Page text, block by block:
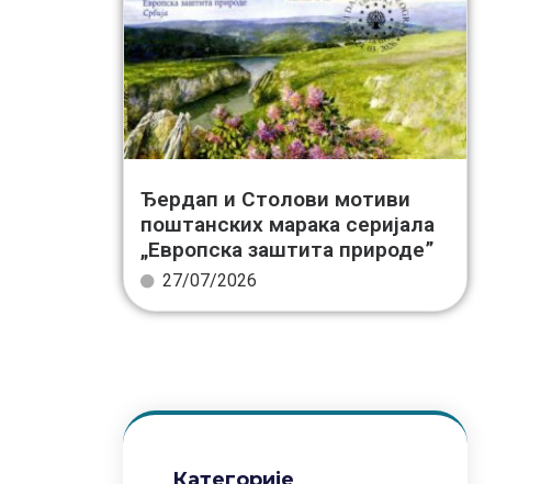
Ђердап и Столови мотиви
поштанских марака серијала
„Европска заштита природе”
27/07/2026